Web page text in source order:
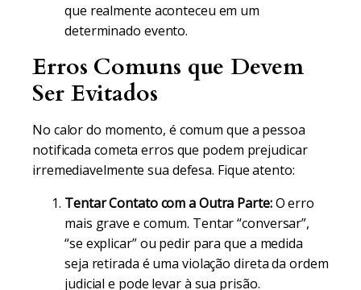
que realmente aconteceu em um
determinado evento.
Erros Comuns que Devem
Ser Evitados
No calor do momento, é comum que a pessoa
notificada cometa erros que podem prejudicar
irremediavelmente sua defesa. Fique atento:
Tentar Contato com a Outra Parte:O erro
mais grave e comum. Tentar “conversar”,
“se explicar” ou pedir para que a medida
seja retirada é uma violação direta da ordem
judicial e pode levar à sua prisão.